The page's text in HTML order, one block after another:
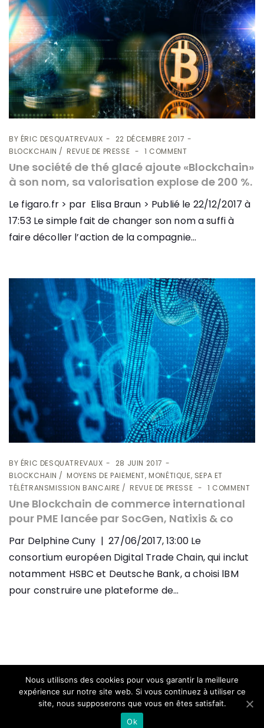
BY ÉRIC DESQUATREVAUX
22 DÉCEMBRE 2017
BLOCKCHAIN
REVUE DE PRESSE 1 COMMENT
Une société de thé glacé ajoute «Blockchain»
à son nom, sa valorisation explose de 200 %.
Le figaro.fr > par Elisa Braun > Publié le 22/12/2017 à
17:53 Le simple fait de changer son nom a suffi à
faire décoller l’action de la compagnie...
BY ÉRIC DESQUATREVAUX
28 JUIN 2017
BLOCKCHAIN
MOYENS DE PAIEMENT, MONÉTIQUE, SEPA ET
TÉLÉTRANSMISSION BANCAIRE
REVUE DE PRESSE 1 COMMENT
Une Blockchain de commerce international
pour PME lancée par SocGen, Natixis & co
Par Delphine Cuny | 27/06/2017, 13:00 Le
consortium européen Digital Trade Chain, qui inclut
notamment HSBC et Deutsche Bank, a choisi lBM
pour construire une plateforme de...
© 2026 AVIZO
Nous utilisons des cookies pour vous garantir la meilleure
expérience sur notre site web. Si vous continuez à utiliser ce
site, nous supposerons que vous en êtes satisfait.
Ok